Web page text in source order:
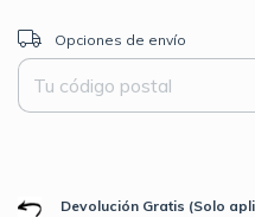
Entregas para el CP:
Opciones de envío
Devolución Gratis (Solo